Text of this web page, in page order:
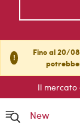
!
Fino al 20/
Il
New